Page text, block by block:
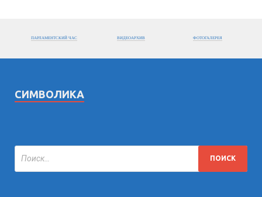
ПАРЛАМЕНТСКИЙ ЧАС ВИДЕОАРХИВ ФОТОГАЛЕРЕЯ
СИМВОЛИКА